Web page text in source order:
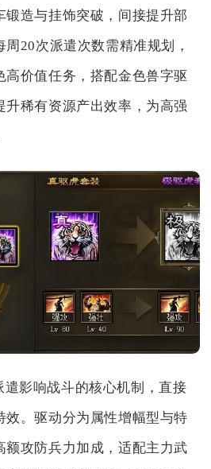
锻造与挂饰突破，间接提升部
20次派遣次数需精准规划，
高价值任务，搭配金色兽字驱
升稀有资源产出效率，为高强
遣影响战斗的核心机制，直接
效。驱动分为属性增幅型与特
额攻防兵力加成，适配主力武